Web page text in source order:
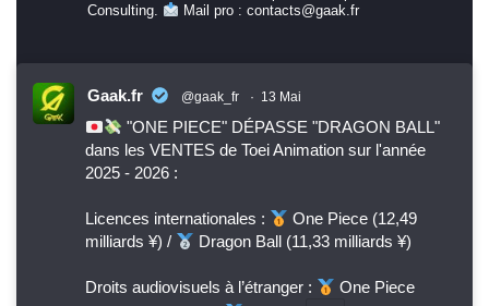
Consulting.
Mail pro : contacts@gaak.fr
Gaak.fr @gaak_fr · 13 Mai
"ONE PIECE" DÉPASSE "DRAGON BALL"
dans les VENTES de Toei Animation sur l'année
2025 - 2026 :
Licences internationales :
One Piece (12,49
milliards ¥) /
Dragon Ball (11,33 milliards ¥)
Droits audiovisuels à l’étranger :
One Piece